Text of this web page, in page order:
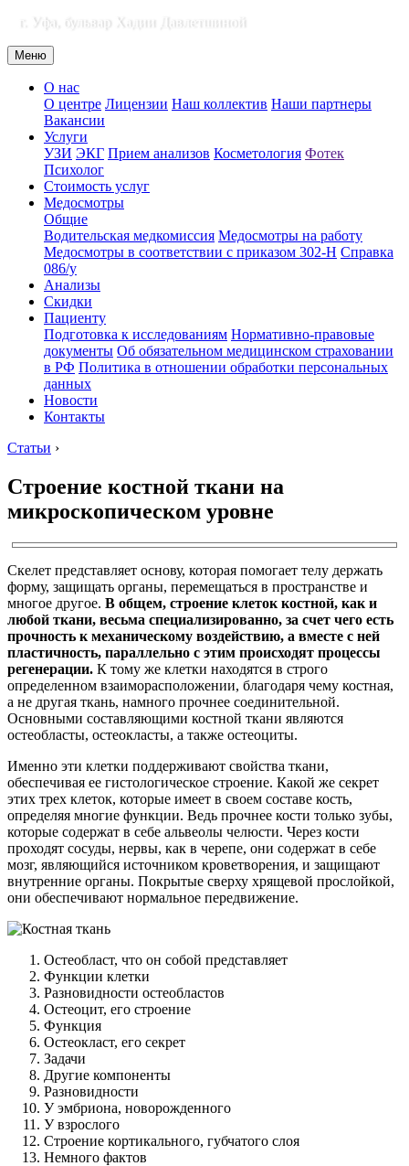
г. Уфа, бульвар Хадии Давлетшиной
Меню
О нас
О центре Лицензии Наш коллектив Наши партнеры
Вакансии
Услуги
УЗИ ЭКГ Прием анализов Косметология Фотек
Психолог
Стоимость услуг
Медосмотры
Общие
Водительская медкомиссия Медосмотры на работу
Медосмотры в соответствии с приказом 302-Н Справка
086/у
Анализы
Скидки
Пациенту
Подготовка к исследованиям Нормативно-правовые
документы Об обязательном медицинском страховании
в РФ Политика в отношении обработки персональных
данных
Новости
Контакты
Статьи ›
Строение костной ткани на
микроскопическом уровне
Скелет представляет основу, которая помогает телу держать
форму, защищать органы, перемещаться в пространстве и
многое другое. В общем, строение клеток костной, как и
любой ткани, весьма специализированно, за счет чего есть
прочность к механическому воздействию, а вместе с ней
пластичность, параллельно с этим происходят процессы
регенерации. К тому же клетки находятся в строго
определенном взаиморасположении, благодаря чему костная,
а не другая ткань, намного прочнее соединительной.
Основными составляющими костной ткани являются
остеобласты, остеокласты, а также остеоциты.
Именно эти клетки поддерживают свойства ткани,
обеспечивая ее гистологическое строение. Какой же секрет
этих трех клеток, которые имеет в своем составе кость,
определяя многие функции. Ведь прочнее кости только зубы,
которые содержат в себе альвеолы челюсти. Через кости
проходят сосуды, нервы, как в черепе, они содержат в себе
мозг, являющийся источником кроветворения, и защищают
внутренние органы. Покрытые сверху хрящевой прослойкой,
они обеспечивают нормальное передвижение.
Остеобласт, что он собой представляет
Функции клетки
Разновидности остеобластов
Остеоцит, его строение
Функция
Остеокласт, его секрет
Задачи
Другие компоненты
Разновидности
У эмбриона, новорожденного
У взрослого
Строение кортикального, губчатого слоя
Немного фактов